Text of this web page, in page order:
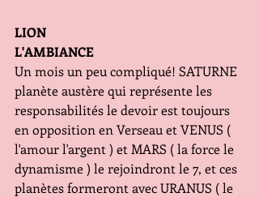
LION
L'AMBIANCE
Un mois un peu compliqué! SATURNE
planète austère qui représente les
responsabilités le devoir est toujours
en opposition en Verseau et VENUS (
l'amour l'argent ) et MARS ( la force le
dynamisme ) le rejoindront le 7, et ces
planètes formeront avec URANUS ( le